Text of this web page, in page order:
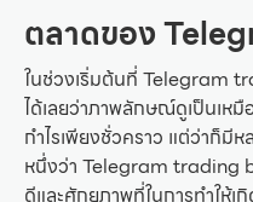
ตลาดของ
ในช่วงเริ่มต้นที่ Telegram
ได้เลยว่าภาพลักษณ์ดูเป็นเห
กำไรเพียงชั่วคราว แต่ว่าก็มี
หนึ่งว่า Telegram trading
ดีและศักยภาพที่ในการทำให้